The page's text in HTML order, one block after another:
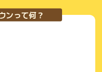
ンって何？